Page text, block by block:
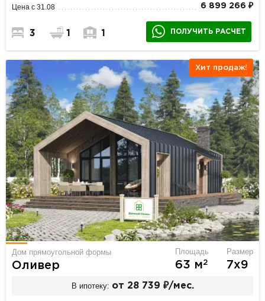
Цена с 31.08 6 899 266 ₽
3 1 1 ПОЛУЧИТЬ РАСЧЕТ
Хит продаж!
Дом прямоугольной формы
Оливер
Площадь
63 м2
Размер
7х9
В ипотеку: от 28 739 ₽/мес.